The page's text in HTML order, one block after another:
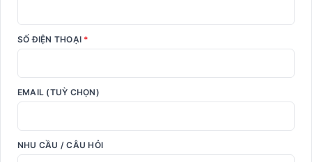
SỐ ĐIỆN THOẠI *
EMAIL (TUỲ CHỌN)
NHU CẦU / CÂU HỎI